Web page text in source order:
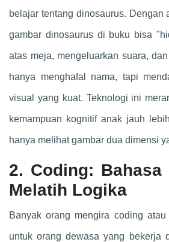
belajar tentang dinosaurus. Dengan
gambar dinosaurus di buku bisa
atas meja, mengeluarkan suara,
hanya menghafal nama, tapi
visual yang kuat. Teknologi ini
kemampuan kognitif anak jauh
hanya melihat gambar dua dimensi
2. Coding:
Melatih Logika
Banyak orang mengira coding atau
untuk orang dewasa yang bekerja